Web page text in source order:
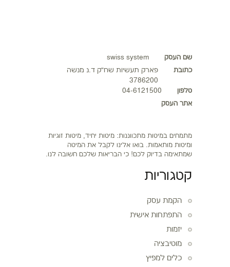
שם העסק
swiss system
כתובת
פארק תעשיות שח"ק ד.נ מנשה
3786200
טלפון
04-6121500
אתר העסק
מתמחים במיטות מתכווננות: מיטות יחיד, מיטות זוגיות
ומיטות מותאמות. בואו אלינו לקבל את המיטה
שמתאימה בדיוק לכם! כי הבריאות שלכם חשובה לנו.
קטגוריות
הקמת עסק
התפתחות אישית
יזמות
מוטיבציה
כלים למפיץ